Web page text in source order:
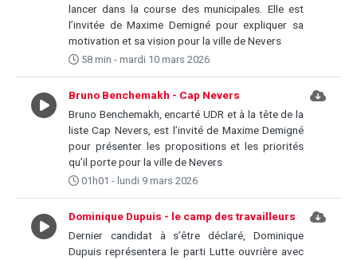
lancer dans la course des municipales. Elle est
l’invitée de Maxime Demigné pour expliquer sa
motivation et sa vision pour la ville de Nevers
58 min - mardi 10 mars 2026
Bruno Benchemakh - Cap Nevers
Bruno Benchemakh, encarté UDR et à la tête de la
liste Cap Nevers, est l’invité de Maxime Demigné
pour présenter les propositions et les priorités
qu’il porte pour la ville de Nevers
01h01 - lundi 9 mars 2026
Dominique Dupuis - le camp des travailleurs
Dernier candidat à s’être déclaré, Dominique
Dupuis représentera le parti Lutte ouvrière avec